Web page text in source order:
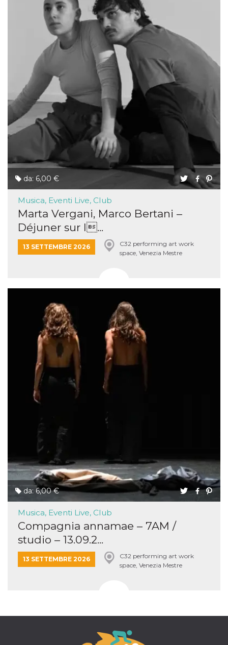
da: 6,00 €
Musica, Eventi Live, Club
Marta Vergani, Marco Bertani –
Déjuner sur l...
13 SETTEMBRE 2026
C32 performing art work
space, Venezia Mestre
da: 6,00 €
Musica, Eventi Live, Club
Compagnia annamae – 7AM /
studio – 13.09.2...
13 SETTEMBRE 2026
C32 performing art work
space, Venezia Mestre